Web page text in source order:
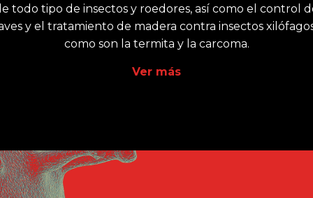
todo tipo de insectos y roedores, así como el control
y el tratamiento de madera contra insectos
como son la termita y la carcoma.
Ver más